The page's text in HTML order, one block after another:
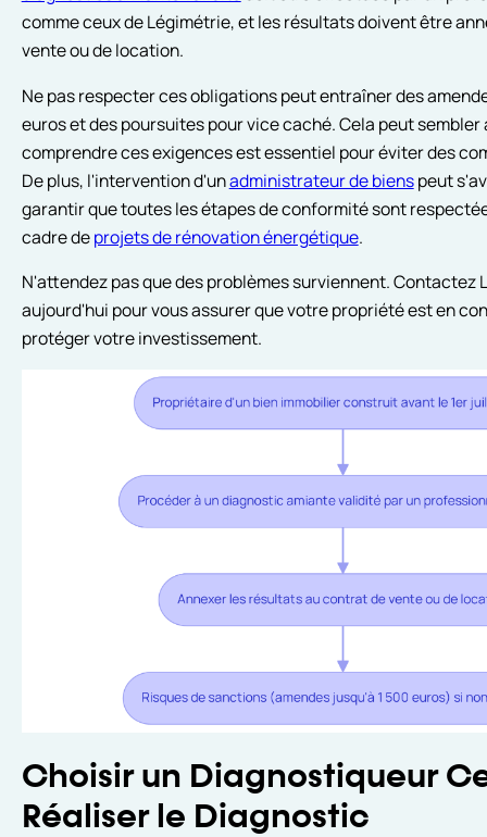
comme ceux de Légimétrie, et les résultats doivent être
vente ou de location.
Ne pas respecter ces obligations peut entraîner des
euros et des poursuites pour vice caché. Cela peut
comprendre ces exigences est essentiel pour éviter des
De plus, l'intervention d'unadministrateur de bienspeut
garantir que toutes les étapes de conformité sont
cadre deprojets de rénovation énergétique.
N'attendez pas que des problèmes surviennent. Contactez
aujourd'hui pour vous assurer que votre propriété est en
protéger votre investissement.
Choisir un Diagnostiqueur
Réaliser le Diagnostic